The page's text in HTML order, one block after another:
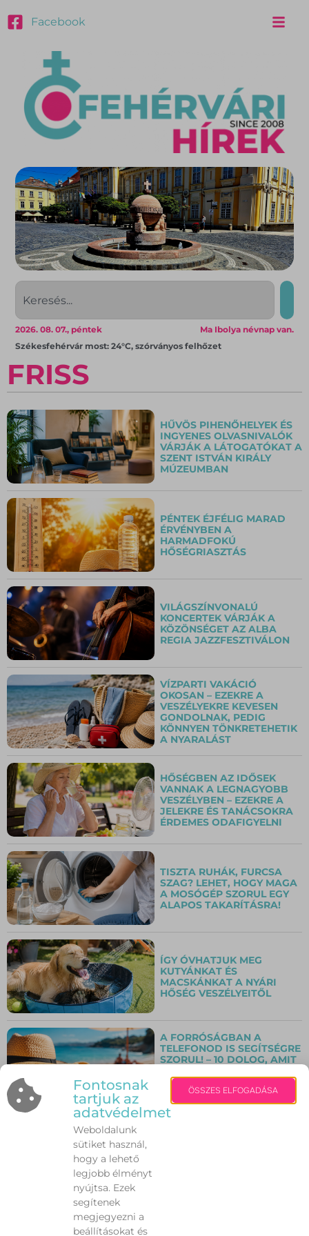
Facebook
Ma Ibolya névnap van.
2026. 08. 07., péntek
Székesfehérvár most: 24°C, szórványos felhőzet
FRISS
HŰVÖS PIHENŐHELYEK ÉS
INGYENES OLVASNIVALÓK
VÁRJÁK A LÁTOGATÓKAT A
SZENT ISTVÁN KIRÁLY
MÚZEUMBAN
PÉNTEK ÉJFÉLIG MARAD
ÉRVÉNYBEN A
HARMADFOKÚ
HŐSÉGRIASZTÁS
VILÁGSZÍNVONALÚ
KONCERTEK VÁRJÁK A
KÖZÖNSÉGET AZ ALBA
REGIA JAZZFESZTIVÁLON
VÍZPARTI VAKÁCIÓ
OKOSAN – EZEKRE A
VESZÉLYEKRE KEVESEN
GONDOLNAK, PEDIG
KÖNNYEN TÖNKRETEHETIK
A NYARALÁST
HŐSÉGBEN AZ IDŐSEK
VANNAK A LEGNAGYOBB
VESZÉLYBEN – EZEKRE A
JELEKRE ÉS TANÁCSOKRA
ÉRDEMES ODAFIGYELNI
TISZTA RUHÁK, FURCSA
SZAG? LEHET, HOGY MAGA
A MOSÓGÉP SZORUL EGY
ALAPOS TAKARÍTÁSRA!
ÍGY ÓVHATJUK MEG
KUTYÁNKAT ÉS
MACSKÁNKAT A NYÁRI
HŐSÉG VESZÉLYEITŐL
A FORRÓSÁGBAN A
TELEFONOD IS SEGÍTSÉGRE
SZORUL! – 10 DOLOG, AMIT
HOGY A MOBILOD KIBÍRJA
A NYÁRI HŐSÉGET
Fontosnak
tartjuk az
adatvédelmet
Weboldalunk
sütiket használ,
hogy a lehető
legjobb élményt
nyújtsa. Ezek
segítenek
megjegyezni a
beállításokat és
ÖSSZES ELFOGADÁSA